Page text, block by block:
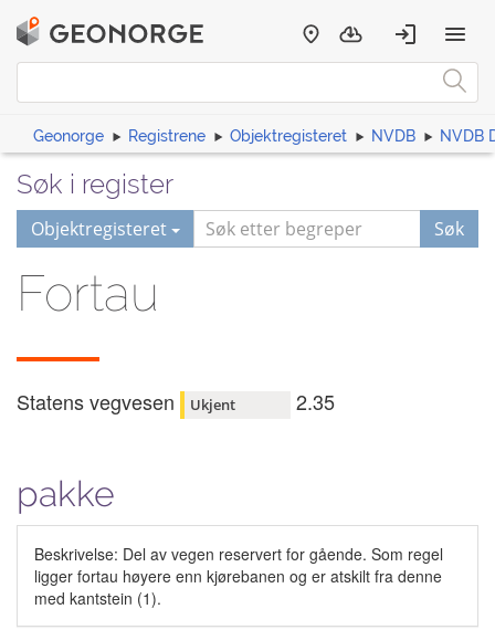
Geonorge Registrene Objektregisteret NVDB NVDB
Søk i register
Objektregisteret Søk
Fortau
Statens vegvesen Ukjent 2.35
pakke
Beskrivelse: Del av vegen reservert for gående. Som regel
ligger fortau høyere enn kjørebanen og er atskilt fra denne
med kantstein (1).